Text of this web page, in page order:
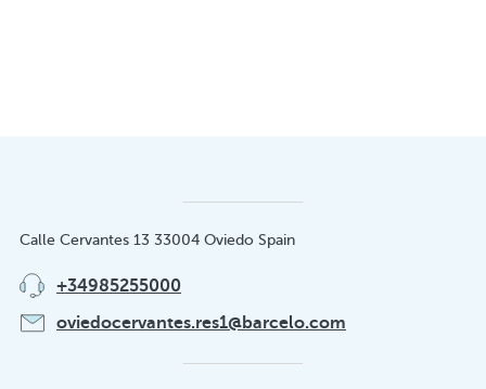
Calle Cervantes 13 33004 Oviedo Spain
+34985255000
oviedocervantes.res1@barcelo.com